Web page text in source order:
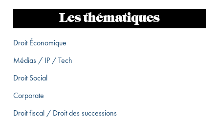
Les thématiques
Droit Économique
Médias / IP / Tech
Droit Social
Corporate
Droit fiscal / Droit des successions